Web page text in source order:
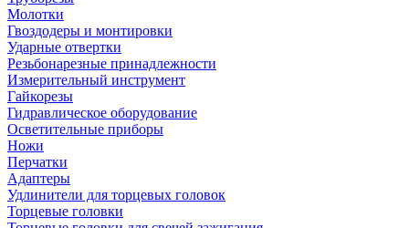
Молотки
Гвоздодеры и монтировки
Ударные отвертки
Резьбонарезные принадлежности
Измерительный инструмент
Гайкорезы
Гидравлическое оборудование
Осветительные приборы
Ножи
Перчатки
Адаптеры
Удлинители для торцевых головок
Торцевые головки